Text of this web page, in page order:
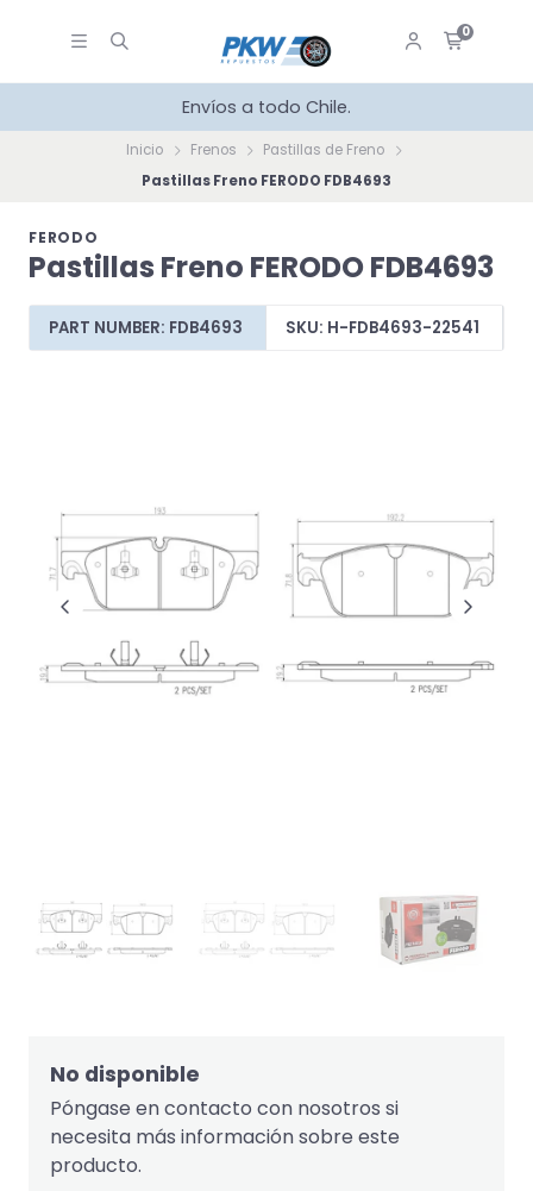
0
Envíos a todo Chile.
Inicio Frenos
Pastillas de Freno
Pastillas Freno FERODO FDB4693
FERODO
Pastillas Freno FERODO FDB4693
PART NUMBER: FDB4693 SKU: H-FDB4693-22541
No disponible
Póngase en contacto con nosotros si
necesita más información sobre este
producto.